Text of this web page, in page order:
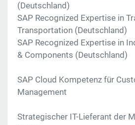
(Deutschland)
SAP Recognized Expertise in
Transportation (Deutschland)
SAP Recognized Expertise in
& Components (Deutschland)
SAP Cloud Kompetenz für
Management
Strategischer IT-Lieferant der